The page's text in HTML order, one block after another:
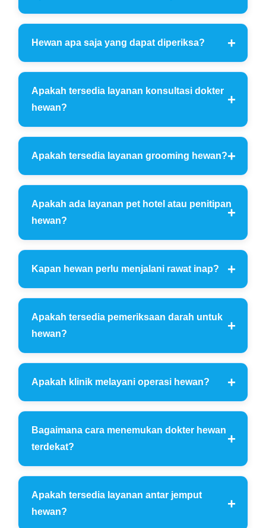
Hewan apa saja yang dapat diperiksa?
Apakah tersedia layanan konsultasi dokter
hewan?
Apakah tersedia layanan grooming hewan?
Apakah ada layanan pet hotel atau penitipan
hewan?
Kapan hewan perlu menjalani rawat inap?
Apakah tersedia pemeriksaan darah untuk
hewan?
Apakah klinik melayani operasi hewan?
Bagaimana cara menemukan dokter hewan
terdekat?
Apakah tersedia layanan antar jemput
hewan?